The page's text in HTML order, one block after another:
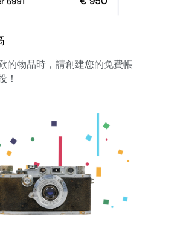
的物品時，請創建您的免費帳
！